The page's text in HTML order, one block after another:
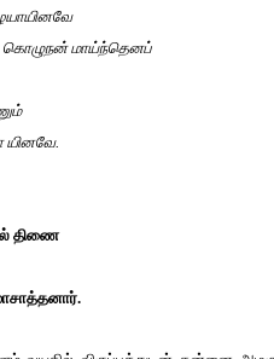
கொழுநன் மாய்ந்தெனப்
யினவே.
திணை